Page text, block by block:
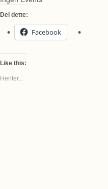
Del dette:
Facebook
Like this:
Henter...